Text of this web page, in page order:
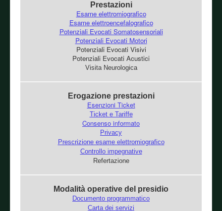
Prestazioni
Esame elettromiografico
Esame elettroencefalografico
Potenziali Evocati Somatosensoriali
Potenziali Evocati Motori
Potenziali Evocati Visivi
Potenziali Evocati Acustici
Visita Neurologica
Erogazione prestazioni
Esenzioni Ticket
Ticket e Tariffe
Consenso informato
Privacy
Prescrizione esame elettromiografico
Controllo impegnative
Refertazione
Modalità operative del presidio
Documento programmatico
Carta dei servizi